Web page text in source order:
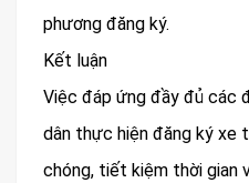
phương đăng ký.
Kết luận
Việc đáp ứng đầy đủ các
dân thực hiện đăng ký xe
chóng, tiết kiệm thời gian